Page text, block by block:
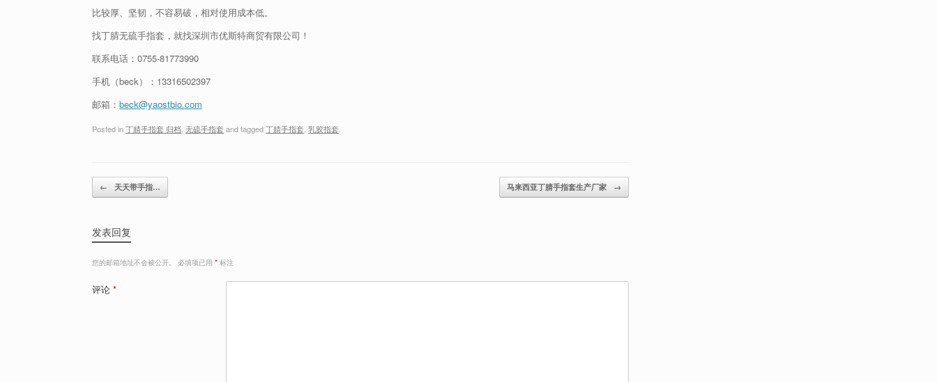
比较厚、坚韧，不容易破，相对使用成本低。
找丁腈无硫手指套，就找深圳市优斯特商贸有限公司！
联系电话： 0755-81773990
手机（beck）：13316502397
邮箱： beck@yaostbio.com
Posted in丁腈手指套 归档 无硫手指套and tagged丁腈手指套 乳胶指套
Post navigation
← 天天带手指… 马来西亚丁腈手指套生产厂家 →
发表回复
您的邮箱地址不会被公开。 必填项已用 * 标注
评论 *